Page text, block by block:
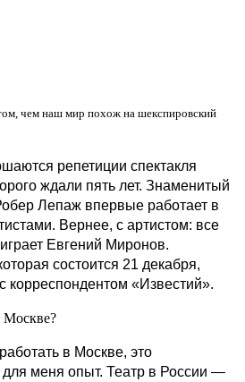
чем наш мир похож на шекспировский
репетиции спектакля
ждали пять лет. Знаменитый
Лепаж впервые работает в
Вернее, с артистом: все
Евгений Миронов.
состоится 21 декабря,
корреспондентом «Известий».
Москве?
в Москве, это
меня опыт. Театр в России —